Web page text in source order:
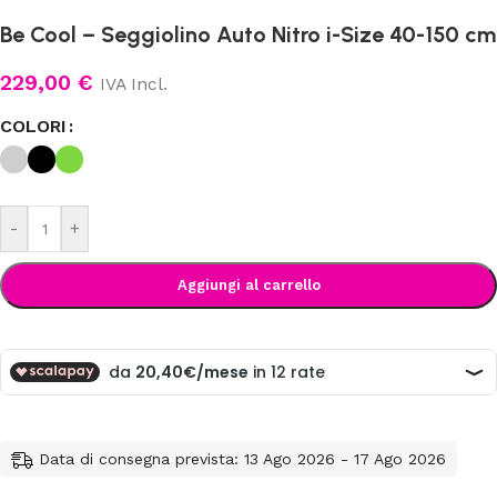
Be Cool – Seggiolino Auto Nitro i-Size 40-150 cm
229,00 € IVA Incl.
COLORI
- +
Aggiungi al carrello
Data di consegna prevista: 13 Ago 2026 - 17 Ago 2026